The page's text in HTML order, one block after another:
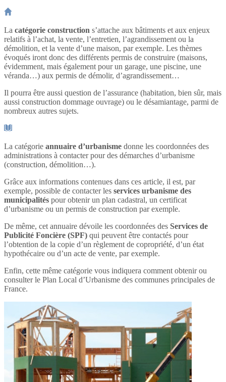
La catégorie construction s’attache aux bâtiments et aux enjeux
relatifs à l’achat, la vente, l’entretien, l’agrandissement ou la
démolition, et la vente d’une maison, par exemple. Les thèmes
évoqués iront donc des différents permis de construire (maisons,
évidemment, mais également pour un garage, une piscine, une
véranda…) aux permis de démolir, d’agrandissement…
Il pourra être aussi question de l’assurance (habitation, bien sûr, mais
aussi construction dommage ouvrage) ou le désamiantage, parmi de
nombreux autres sujets.
La catégorie annuaire d’urbanisme donne les coordonnées des
administrations à contacter pour des démarches d’urbanisme
(construction, démolition…).
Grâce aux informations contenues dans ces article, il est, par
exemple, possible de contacter les services urbanisme des
municipalités pour obtenir un plan cadastral, un certificat
d’urbanisme ou un permis de construction par exemple.
De même, cet annuaire dévoile les coordonnées des Services de
Publicité Foncière (SPF) qui peuvent être contactés pour
l’obtention de la copie d’un règlement de copropriété, d’un état
hypothécaire ou d’un acte de vente, par exemple.
Enfin, cette même catégorie vous indiquera comment obtenir ou
consulter le Plan Local d’Urbanisme des communes principales de
France.